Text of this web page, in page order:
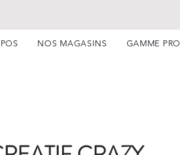
NOS MAGASINS GAMME PRO